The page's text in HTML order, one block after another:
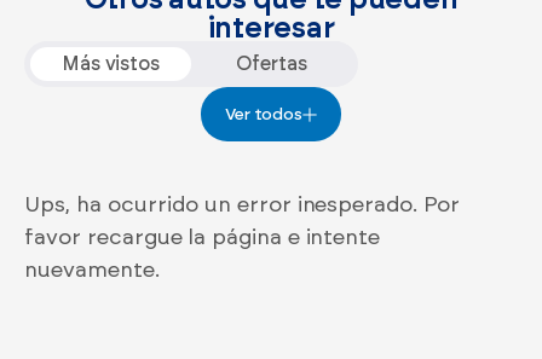
interesar
Más vistos Ofertas
Ver todos
Ups, ha ocurrido un error inesperado. Por
favor recargue la página e intente
nuevamente.